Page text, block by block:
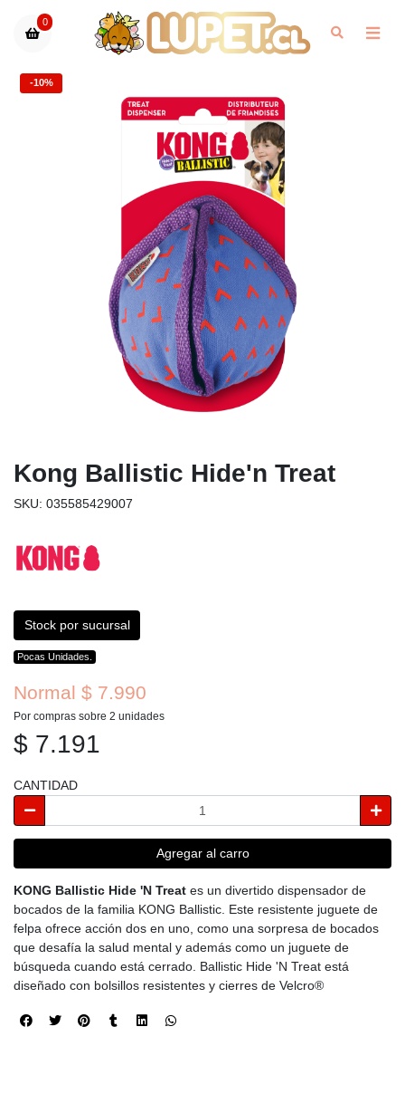
0
-10%
Kong Ballistic Hide'n Treat
SKU: 035585429007
Stock por sucursal
Pocas Unidades.
Normal $ 7.990
Por compras sobre 2 unidades
$ 7.191
CANTIDAD
Agregar al carro
KONG Ballistic Hide 'N Treat es un divertido dispensador de
bocados de la familia KONG Ballistic. Este resistente juguete de
felpa ofrece acción dos en uno, como una sorpresa de bocados
que desafía la salud mental y además como un juguete de
búsqueda cuando está cerrado. Ballistic Hide 'N Treat está
diseñado con bolsillos resistentes y cierres de Velcro®